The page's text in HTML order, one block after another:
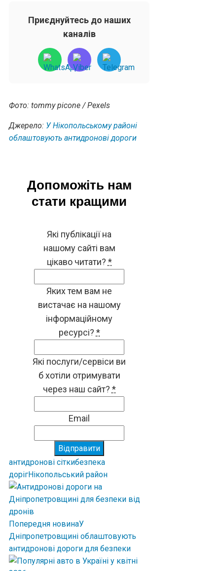
Приєднуйтесь до наших
каналів
Фото: tommy picone / Pexels
Джерело: У Нікопольському районі
облаштовують антидронові дороги
Допоможіть нам
стати кращими
Які публікації на
нашому сайті вам
цікаво читати? *
Яких тем вам не
вистачає на нашому
інформаційному
ресурсі? *
Які послуги/сервіси ви
б хотіли отримувати
через наш сайт? *
Email
Відправити
антидронові сіткибезпека
дорігНікопольський район
Попередня новинаУ
Дніпропетровщині облаштовують
антидронові дороги для безпеки